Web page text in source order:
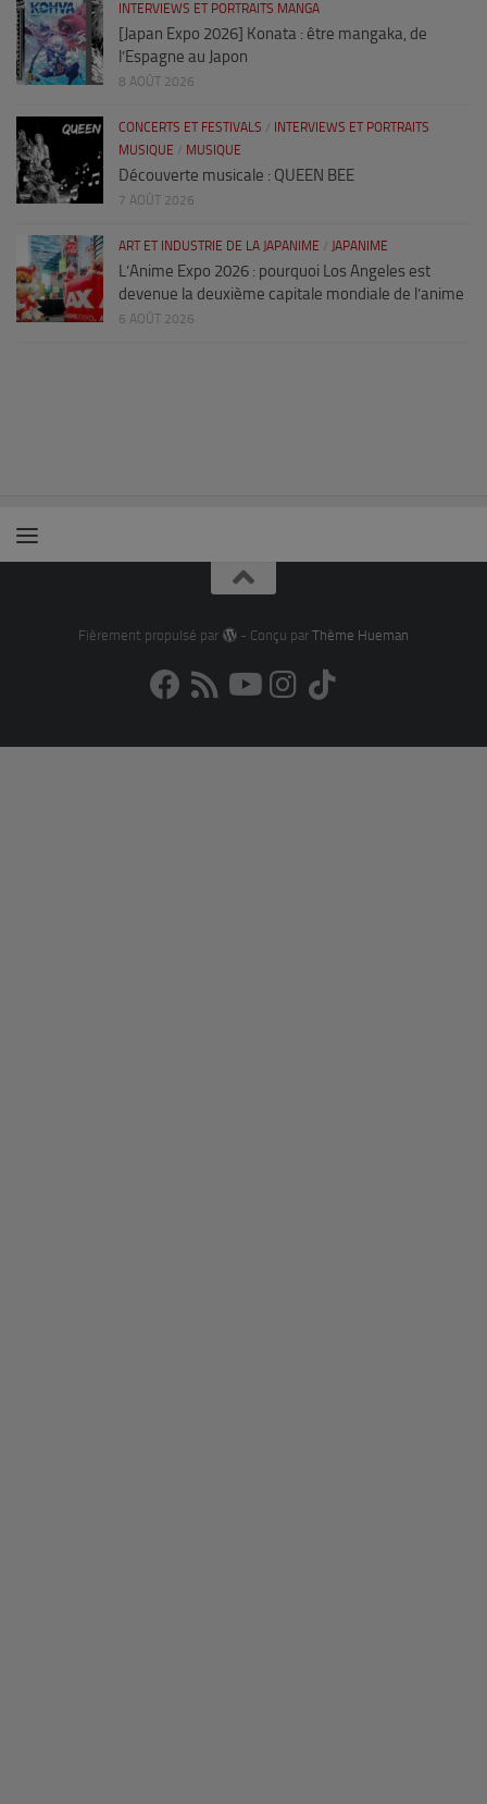
INTERVIEWS ET PORTRAITS MANGA
[Japan Expo 2026] Konata : être mangaka, de
l’Espagne au Japon
8 AOÛT 2026
CONCERTS ET FESTIVALS /
INTERVIEWS ET PORTRAITS
MUSIQUE / MUSIQUE
Découverte musicale : QUEEN BEE
7 AOÛT 2026
ART ET INDUSTRIE DE LA JAPANIME / JAPANIME
L’Anime Expo 2026 : pourquoi Los Angeles est
devenue la deuxième capitale mondiale de l’anime
6 AOÛT 2026
Fièrement propulsé par - Conçu par Thème Hueman